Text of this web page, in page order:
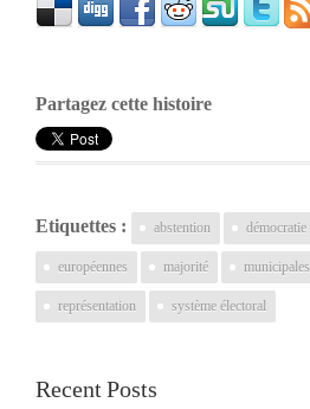
Partagez cette histoire
Etiquettes : abstention démocratie
européennes majorité municipales
représentation système électoral
Recent Posts